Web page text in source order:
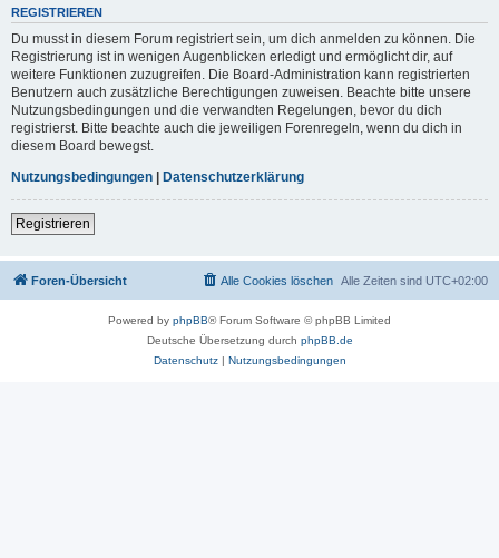
REGISTRIEREN
Du musst in diesem Forum registriert sein, um dich anmelden zu können. Die
Registrierung ist in wenigen Augenblicken erledigt und ermöglicht dir, auf
weitere Funktionen zuzugreifen. Die Board-Administration kann registrierten
Benutzern auch zusätzliche Berechtigungen zuweisen. Beachte bitte unsere
Nutzungsbedingungen und die verwandten Regelungen, bevor du dich
registrierst. Bitte beachte auch die jeweiligen Forenregeln, wenn du dich in
diesem Board bewegst.
Nutzungsbedingungen | Datenschutzerklärung
Registrieren
Foren-Übersicht Alle Zeiten sind UTC+02:00
Alle Cookies löschen
Powered by phpBB® Forum Software © phpBB Limited
Deutsche Übersetzung durch phpBB.de
Datenschutz| Nutzungsbedingungen